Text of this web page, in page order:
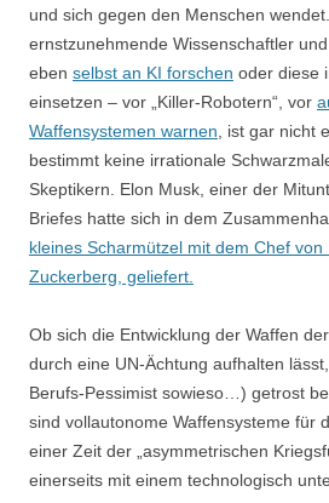
und sich gegen den Menschen
ernstzunehmende Wissenschaftler
eben selbst an KI forschen oder diese
einsetzen – vor „Killer-Robotern“, vor
Waffensystemen warnen , ist gar nicht
bestimmt keine irrationale
Skeptikern. Elon Musk, einer der
Briefes hatte sich in dem
kleines Scharmützel mit dem Chef
Zuckerberg, geliefert.
Ob sich die Entwicklung der Waffen
durch eine UN-Ächtung aufhalten
Berufs-Pessimist sowieso…) getrost
sind vollautonome Waffensysteme für
einer Zeit der „asymmetrischen
einerseits mit einem technologisch